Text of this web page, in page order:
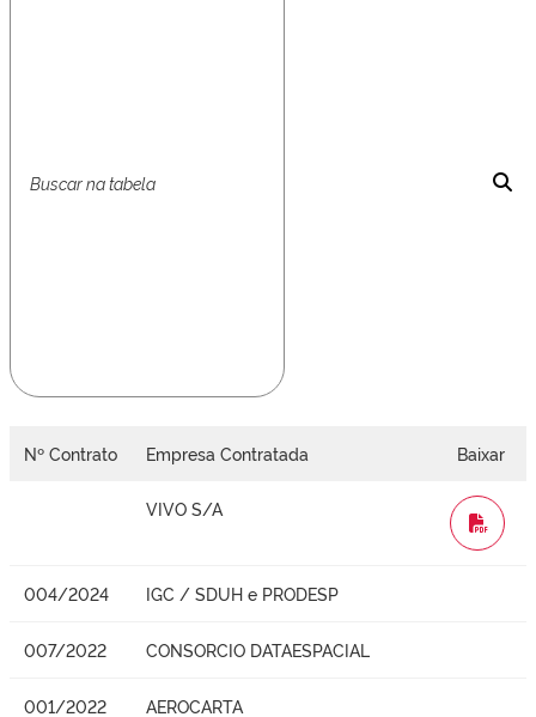
Nº Contrato Empresa Contratada Baixar
VIVO S/A
WORD
004/2024 IGC / SDUH e PRODESP
007/2022 CONSORCIO DATAESPACIAL
001/2022 AEROCARTA